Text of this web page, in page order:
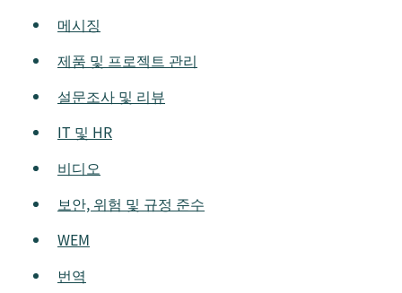
메시징
제품 및 프로젝트 관리
설문조사 및 리뷰
IT 및 HR
비디오
보안, 위험 및 규정 준수
WEM
번역